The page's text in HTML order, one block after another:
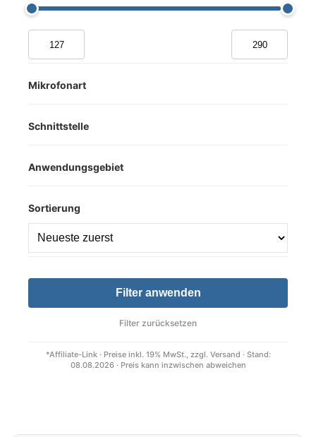
Mikrofonart
Schnittstelle
Anwendungsgebiet
Sortierung
Filter anwenden
Filter zurücksetzen
*Affiliate-Link · Preise inkl. 19% MwSt., zzgl. Versand · Stand:
08.08.2026 · Preis kann inzwischen abweichen